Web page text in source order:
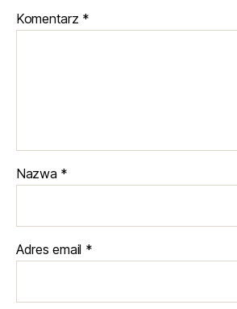
Komentarz *
Nazwa *
Adres email *